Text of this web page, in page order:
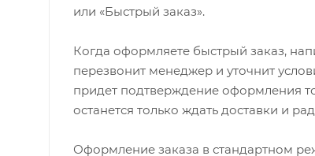
или «Быстрый заказ».
Когда оформляете быстрый заказ,
перезвонит менеджер и уточнит
придет подтверждение оформления
останется только ждать доставки и
Оформление заказа в стандартном